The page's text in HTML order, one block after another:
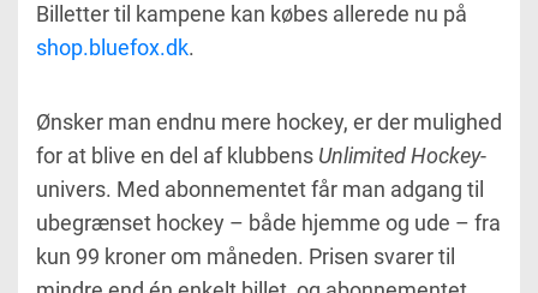
Billetter til kampene kan købes allerede nu på
shop.bluefox.dk.
Ønsker man endnu mere hockey, er der mulighed
for at blive en del af klubbens Unlimited Hockey-
univers. Med abonnementet får man adgang til
ubegrænset hockey – både hjemme og ude – fra
kun 99 kroner om måneden. Prisen svarer til